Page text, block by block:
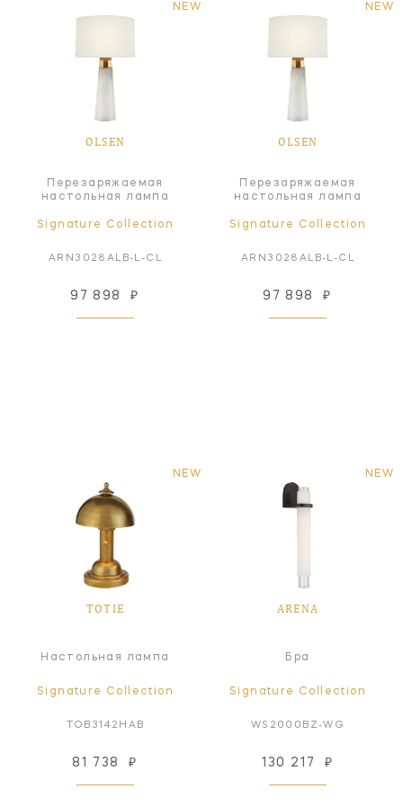
NEW
OLSEN
Перезаряжаемая
настольная лампа
Signature Collection
ARN3028ALB-L-CL
97 898 ₽
NEW
OLSEN
Перезаряжаемая
настольная лампа
Signature Collection
ARN3028ALB-L-CL
97 898 ₽
NEW
TOTIE
Настольная лампа
Signature Collection
TOB3142HAB
81 738 ₽
NEW
ARENA
Бра
Signature Collection
WS2000BZ-WG
130 217 ₽